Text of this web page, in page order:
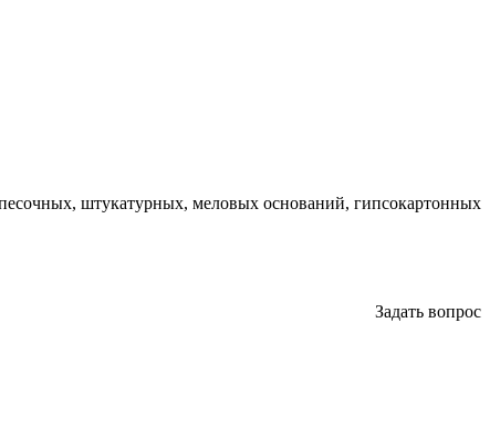
штукатурных, меловых оснований, гипсокартонных
Задать вопрос